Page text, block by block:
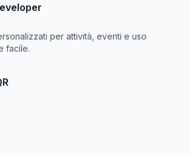
per attività, eventi e uso
facile.